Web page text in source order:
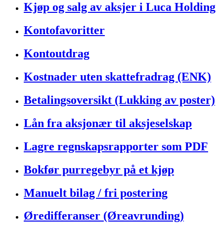
Kjøp og salg av aksjer i Luca Holding
Kontofavoritter
Kontoutdrag
Kostnader uten skattefradrag (ENK)
Betalingsoversikt (Lukking av poster)
Lån fra aksjonær til aksjeselskap
Lagre regnskapsrapporter som PDF
Bokfør purregebyr på et kjøp
Manuelt bilag / fri postering
Øredifferanser (Øreavrunding)